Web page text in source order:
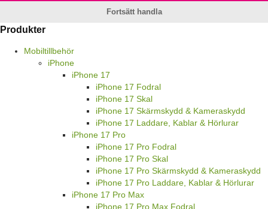
Fortsätt handla
Produkter
Mobiltillbehör
iPhone
iPhone 17
iPhone 17 Fodral
iPhone 17 Skal
iPhone 17 Skärmskydd & Kameraskydd
iPhone 17 Laddare, Kablar & Hörlurar
iPhone 17 Pro
iPhone 17 Pro Fodral
iPhone 17 Pro Skal
iPhone 17 Pro Skärmskydd & Kameraskydd
iPhone 17 Pro Laddare, Kablar & Hörlurar
iPhone 17 Pro Max
iPhone 17 Pro Max Fodral